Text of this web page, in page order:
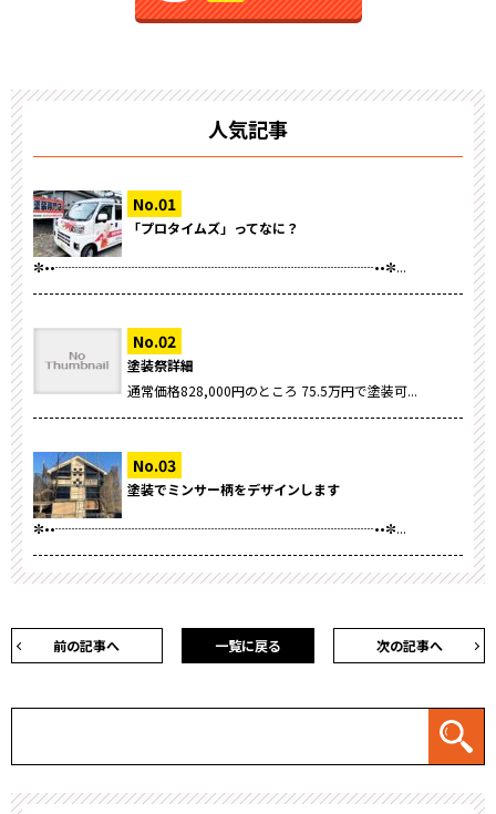
人気記事
「プロタイムズ」ってなに？
✼••┈┈┈┈┈┈┈┈┈┈┈┈┈┈┈┈┈┈┈┈┈┈┈┈••✼...
塗装祭詳細
通常価格828,000円のところ 75.5万円で塗装可...
塗装でミンサー柄をデザインします
✼••┈┈┈┈┈┈┈┈┈┈┈┈┈┈┈┈┈┈┈┈┈┈┈┈••✼...
前の記事へ 次の記事へ
一覧に戻る